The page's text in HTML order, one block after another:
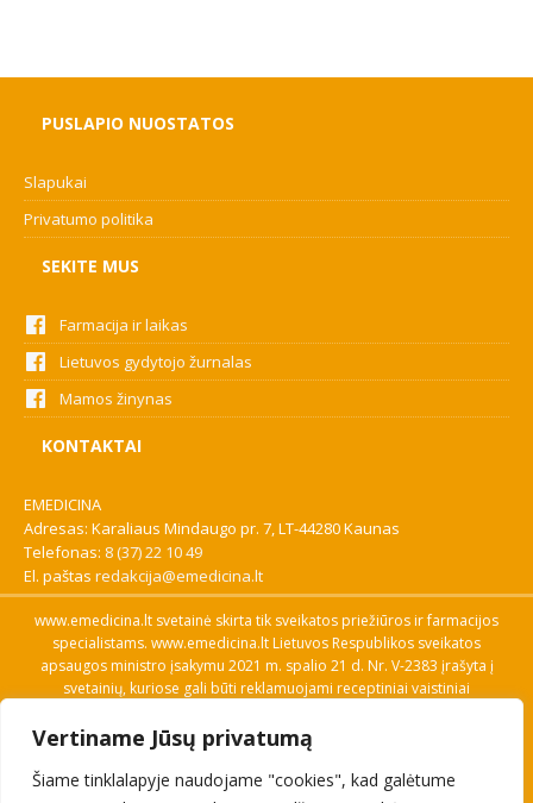
Vertiname Jūsų privatumą
Šiame tinklalapyje naudojame "cookies", kad galėtume
PUSLAPIO NUOSTATOS
Slapukai
Privatumo politika
SEKITE MUS
Farmacija ir laikas
Lietuvos gydytojo žurnalas
Mamos žinynas
KONTAKTAI
EMEDICINA
Adresas: Karaliaus Mindaugo pr. 7, LT-44280 Kaunas
Telefonas: 8 (37) 22 10 49
El. paštas redakcija@emedicina.lt
www.emedicina.lt svetainė skirta tik sveikatos priežiūros ir farmacijos
specialistams. www.emedicina.lt Lietuvos Respublikos sveikatos
apsaugos ministro įsakymu 2021 m. spalio 21 d. Nr. V-2383 įrašyta į
svetainių, kuriose gali būti reklamuojami receptiniai vaistiniai
savo profesinę kvalifikaciją. Naudingos nuorodos: Vaistų ir medicinos
pagalbos priemonių kainų paieška, VVKT tinklalapis, Sveikatos
priežiūros ar farmacijos specialisto pranešimo apie įtariamą